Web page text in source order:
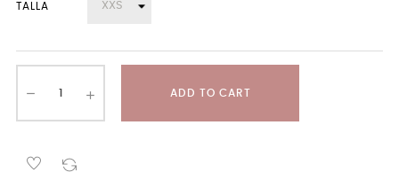
TALLA
ADD TO CART